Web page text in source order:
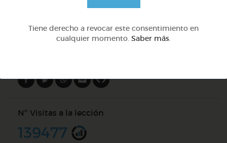
DOCS (3)
Nº Visitas a la lección
139477
Tiene derecho a revocar este consentimiento en
cualquier momento. Saber más.